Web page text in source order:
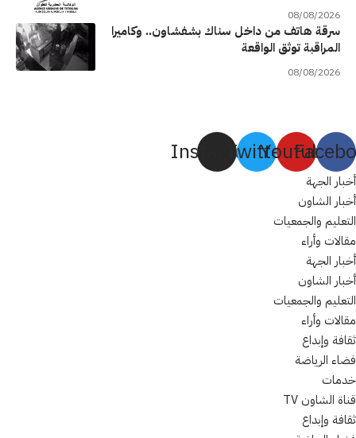
08/08/2026
سرقة هاتف من داخل سناك بشفشاون.. وكاميرا
المراقبة توثق الواقعة
08/08/2026
Youtube
Twitter
Instagram
أخبار الجهة
أخبار الشاون
التعليم والجمعيات
مقالات وأراء
أخبار الجهة
أخبار الشاون
التعليم والجمعيات
مقالات وأراء
ثقافة وإبداع
فضاء الرياضة
خدمات
قناة الشاون TV
ثقافة وإبداع